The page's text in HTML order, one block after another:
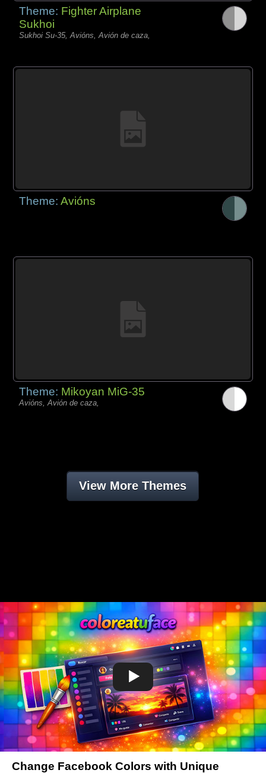
Theme: Fighter Airplane
Sukhoi
Sukhoi Su-35, Avións, Avión de caza,
Theme:Avións
Theme: Mikoyan MiG-35
Avións, Avión de caza,
View More Themes
Change Facebook Colors with Unique